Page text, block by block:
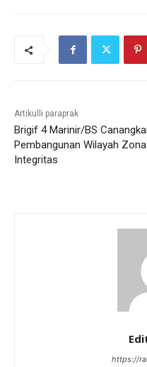
Artikulli paraprak
Brigif 4 Marinir/BS
Pembangunan Wilayah Zona
Integritas
https://